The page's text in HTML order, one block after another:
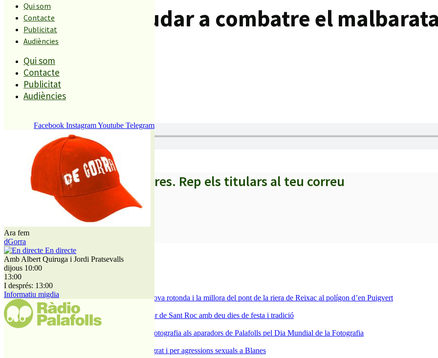
Qui som
Contacte
Publicitat
Audiències
Qui som
Contacte
Publicitat
Audiències
Facebook InstagramYoutube Telegram
Ara fem
dGorra
En directe
Amb Albert Quiruga i Jordi Pratsevalls
dijous 10:00
13:00
I després: 13:00
Informatiu migdia
Com podem ajudar a combatre el
REDACCIÓ
12 MAIG, 2026
A partir d’ara no et perdis res. Rep els titulars al teu correu
SUBSCRIURE’M
És tendència ara
1
2
S’aprova definitivament el projecte de la nova rotonda i la millora del pont de la riera de Reixac al polígon d’en Puigvert
3
Malgrat de Mar enceta demà la Festa Major de Sant Roc amb deu dies de festa i tradició
4
L’ACEP i l’AFIC s’uneixen per portar la fotografia als aparadors de Palafolls pel Dia Mundial de la Fotografia
Dos detinguts per robatoris violents a Malgrat i per agressions sexuals a Blanes